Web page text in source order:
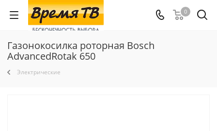
0
Газонокосилка роторная Bosch
AdvancedRotak 650
Электрические